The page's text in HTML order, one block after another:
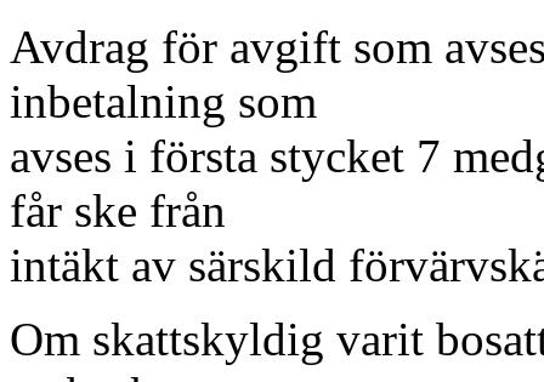
Avdrag för avgift som
inbetalning som
avses i första stycket 7
får ske från
intäkt av särskild
Om skattskyldig varit